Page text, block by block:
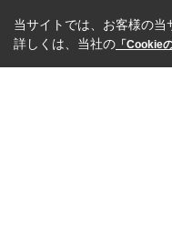
当サイトでは、お客様の
詳しくは、当社の 「Cookie